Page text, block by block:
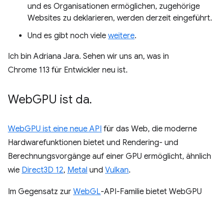
und es Organisationen ermöglichen, zugehörige
Websites zu deklarieren, werden derzeit eingeführt.
Und es gibt noch viele weitere.
Ich bin Adriana Jara. Sehen wir uns an, was in
Chrome 113 für Entwickler neu ist.
WebGPU ist da.
WebGPU ist eine neue API für das Web, die moderne
Hardwarefunktionen bietet und Rendering- und
Berechnungsvorgänge auf einer GPU ermöglicht, ähnlich
wie Direct3D 12, Metal und Vulkan.
Im Gegensatz zur WebGL-API-Familie bietet WebGPU